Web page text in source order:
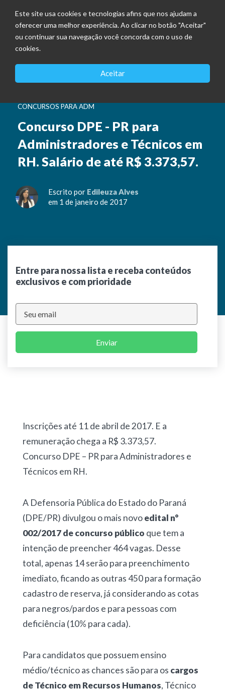
Este site usa cookies e tecnologias afins que nos ajudam a
oferecer uma melhor experiência. Ao clicar no botão "Aceitar"
ou continuar sua navegação você concorda com o uso de
cookies.
Aceitar
CONCURSOS PARA ADM
Concurso DPE - PR para
Administradores e Técnicos em
RH. Salário de até R$ 3.373,57.
Escrito por Edileuza Alves
em 1 de janeiro de 2017
Entre para nossa lista e receba conteúdos
exclusivos e com prioridade
Enviar
Inscrições até 11 de abril de 2017. E a
remuneração chega a R$ 3.373,57.
Concurso DPE – PR para Administradores e
Técnicos em RH.
A Defensoria Pública do Estado do Paraná
(DPE/PR) divulgou o mais novoedital n°
002/2017 de concurso público que tem a
intenção de preencher 464 vagas. Desse
total, apenas 14 serão para preenchimento
imediato, ficando as outras 450 para formação
cadastro de reserva, já considerando as cotas
para negros/pardos e para pessoas com
deficiência (10% para cada).
Para candidatos que possuem ensino
médio/técnico as chances são para os cargos
de Técnico em Recursos Humanos, Técnico